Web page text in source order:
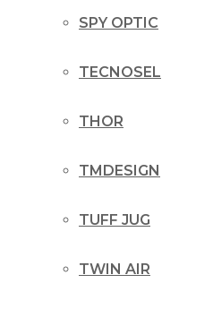
SPY OPTIC
TECNOSEL
THOR
TMDESIGN
TUFF JUG
TWIN AIR